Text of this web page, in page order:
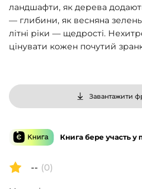
ландшафти, як дерева
— глибини, як весняна
літні ріки — щедрості.
цінувати кожен почутий
Завантажити
Книга бере участь у
-- (0)